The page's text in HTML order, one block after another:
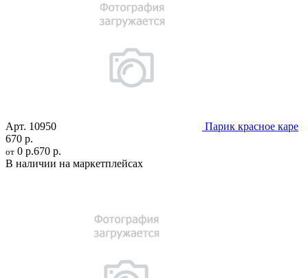
Арт. 10950
Парик красное каре
670 р.
от 0 р.670 р.
В наличии на маркетплейсах